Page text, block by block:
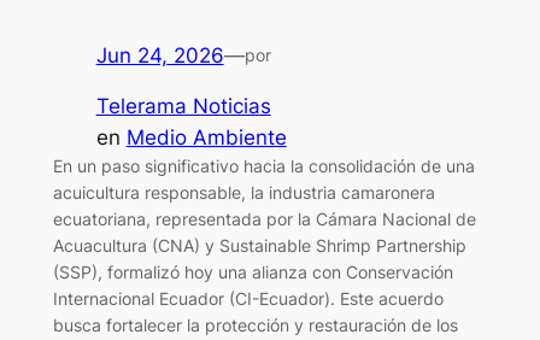
Jun 24, 2026—por
Telerama Noticias
en Medio Ambiente
En un paso significativo hacia la consolidación de una
acuicultura responsable, la industria camaronera
ecuatoriana, representada por la Cámara Nacional de
Acuacultura (CNA) y Sustainable Shrimp Partnership
(SSP), formalizó hoy una alianza con Conservación
Internacional Ecuador (CI-Ecuador). Este acuerdo
busca fortalecer la protección y restauración de los